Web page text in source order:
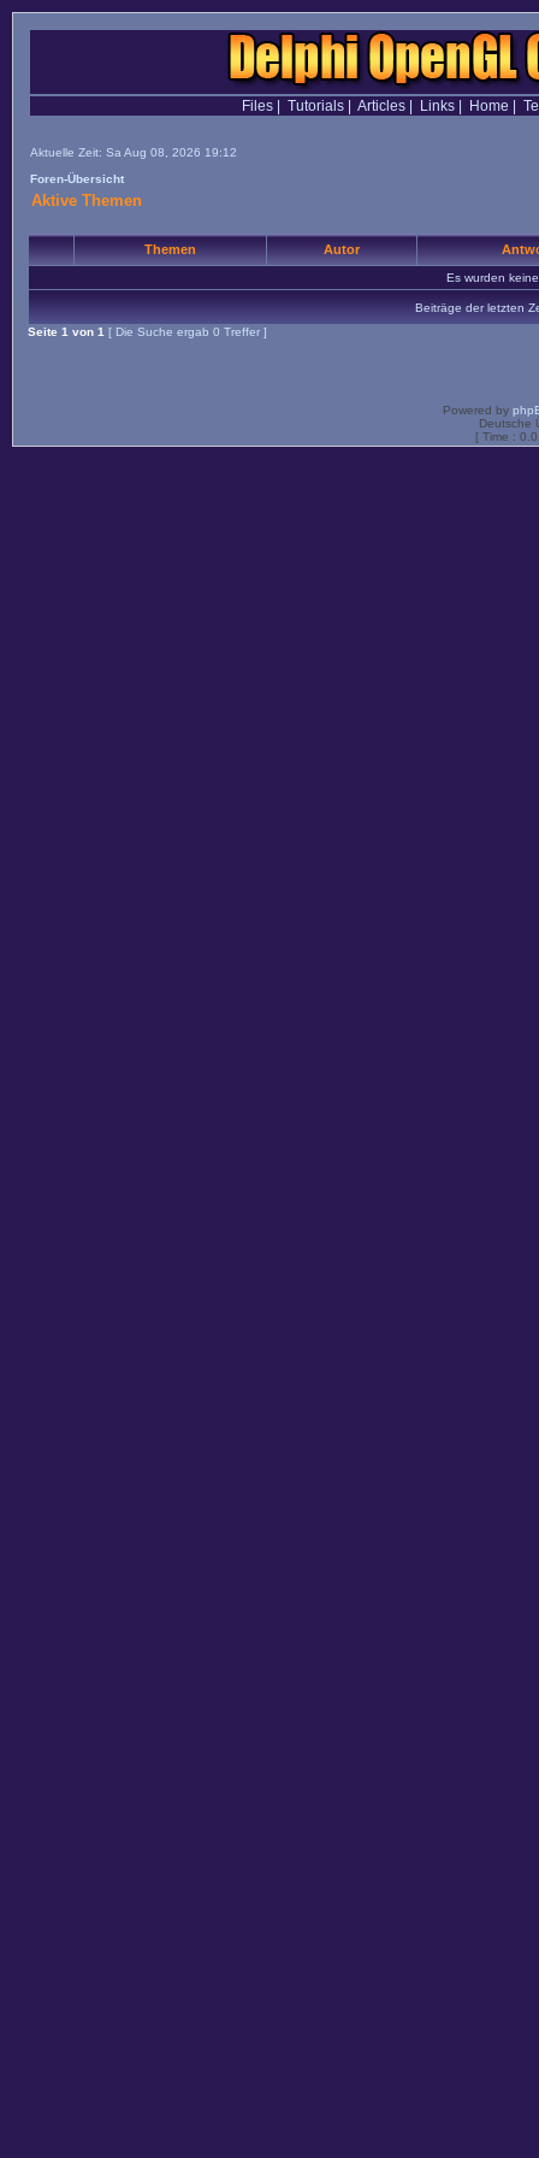
Files| Tutorials| Articles| Links| Home
Aktuelle Zeit: Sa Aug 08, 2026 19:12
Foren-Übersicht
Aktive Themen
Themen Autor
Es wurden
Beiträge der letzten
Seite 1 von 1 [ Die Suche ergab 0 Treffer ]
Powered by
Deutsche
[ Time :